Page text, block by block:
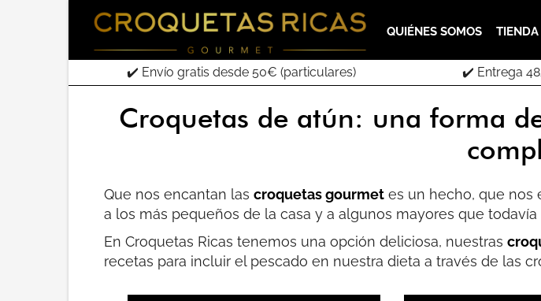
QUIÉNES SOMOS TIENDA
✔️ Envío gratis desde 50€ (particulares) ✔️ Entrega
Croquetas de atún: una forma
Que nos encantan las croquetas gourmet es un hecho, que nos
a los más pequeños de la casa y a algunos mayores que
En Croquetas Ricas tenemos una opción deliciosa, nuestras
recetas para incluir el pescado en nuestra dieta a través de las